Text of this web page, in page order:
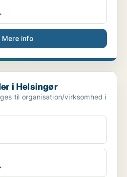
Mere info
i Helsingør
til organisation/virksomhed i